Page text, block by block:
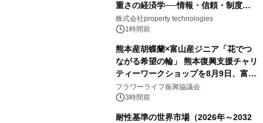
重さの経済学──情報・信頼・制度を
PropTechはどう組み替えるか）｜
PropTech-Lab
株式会社property technologies
1時間前
熊本産胡蝶蘭×富山産ジニア「花でつ
ながる希望の輪」 熊本復興支援チャリ
ティーワークショップを8月9日、富
山・射水で開催
フラワーライフ振興協議会
3時間前
耐性基準の世界市場（2026年～2032